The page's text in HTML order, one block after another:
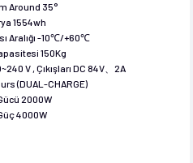
Around 35°
1554wh
Aralığı -10℃/+60℃
150Kg
V , Çıkışları DC 84V、2A
(DUAL-CHARGE)
2000W
4000W